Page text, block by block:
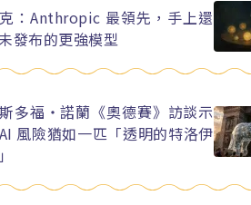
：Anthropic 最領先，手上還
發布的更強模型
多福・諾蘭《奧德賽》訪談示
風險猶如一匹「透明的特洛伊